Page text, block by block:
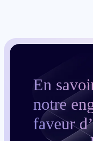
En
notre
faveur